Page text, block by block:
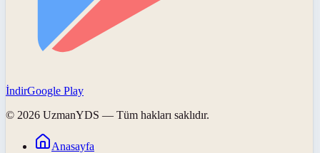
İndirGoogle Play
© 2026 UzmanYDS — Tüm hakları saklıdır.
Anasayfa